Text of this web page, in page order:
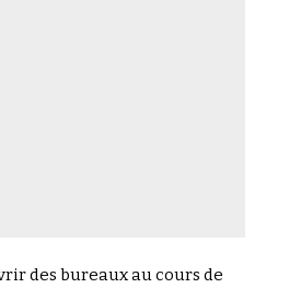
des bureaux au cours de